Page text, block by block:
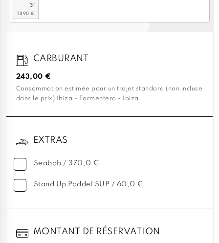
31
CARBURANT
243,00 €
Consommation estimée pour un trajet standard (non incluse
dans le prix) Ibiza - Formentera - Ibiza.
EXTRAS
Seabob / 370,0 €
Stand Up Paddel SUP / 60,0 €
MONTANT DE RÉSERVATION